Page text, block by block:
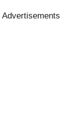
Advertisements